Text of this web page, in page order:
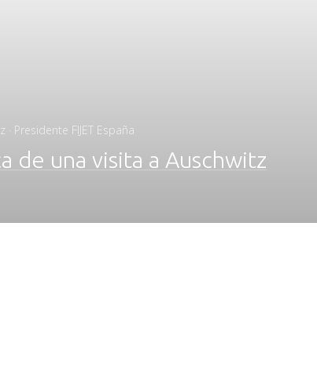
Presidente FIJET España
de una visita a Auschwitz